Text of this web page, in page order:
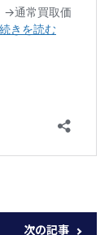
次の記事